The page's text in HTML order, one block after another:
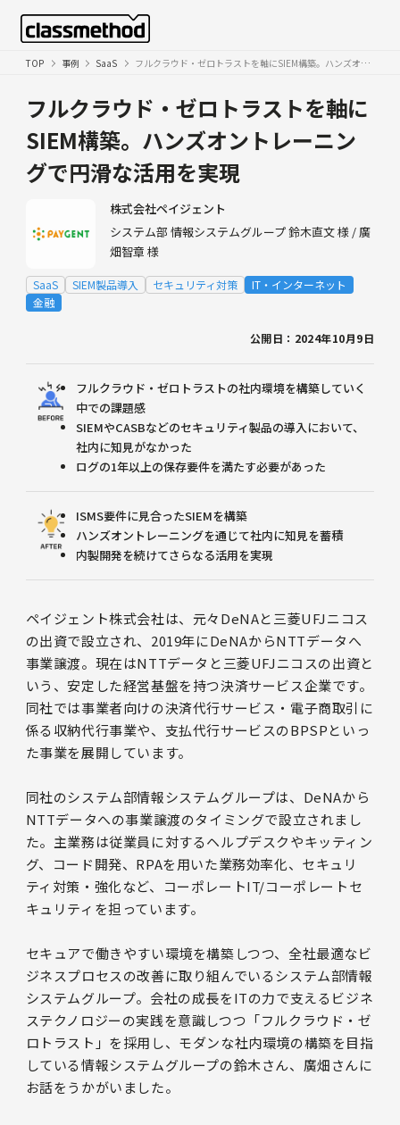
TOP 事例 SaaS フルクラウド・ゼロトラストを軸にSIEM構築。ハンズオントレーニングで円滑な活用を実現
フルクラウド・ゼロトラストを軸に
SIEM構築。ハンズオントレーニン
グで円滑な活用を実現
株式会社ペイジェント
システム部 情報システムグループ 鈴木直文 様 / 廣
畑智章 様
SaaS SIEM製品導入 セキュリティ対策
IT・インターネット
金融
公開日：2024年10月9日
フルクラウド・ゼロトラストの社内環境を構築していく
中での課題感
SIEMやCASBなどのセキュリティ製品の導入において、
社内に知見がなかった
ログの1年以上の保存要件を満たす必要があった
ISMS要件に見合ったSIEMを構築
ハンズオントレーニングを通じて社内に知見を蓄積
内製開発を続けてさらなる活用を実現
ペイジェント株式会社は、元々DeNAと三菱UFJニコス
の出資で設立され、2019年にDeNAからNTTデータへ
事業譲渡。現在はNTTデータと三菱UFJニコスの出資と
いう、安定した経営基盤を持つ決済サービス企業です。
同社では事業者向けの決済代行サービス・電子商取引に
係る収納代行事業や、支払代行サービスのBPSPといっ
た事業を展開しています。
同社のシステム部情報システムグループは、DeNAから
NTTデータへの事業譲渡のタイミングで設立されまし
た。主業務は従業員に対するヘルプデスクやキッティン
グ、コード開発、RPAを用いた業務効率化、セキュリ
ティ対策・強化など、コーポレートIT/コーポレートセ
キュリティを担っています。
セキュアで働きやすい環境を構築しつつ、全社最適なビ
ジネスプロセスの改善に取り組んでいるシステム部情報
システムグループ。会社の成長をITの力で支えるビジネ
ステクノロジーの実践を意識しつつ「フルクラウド・ゼ
ロトラスト」を採用し、モダンな社内環境の構築を目指
している情報システムグループの鈴木さん、廣畑さんに
お話をうかがいました。